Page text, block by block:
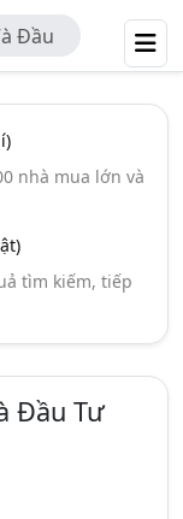
Đầu
nhà mua lớn và
tìm kiếm, tiếp
Đầu Tư